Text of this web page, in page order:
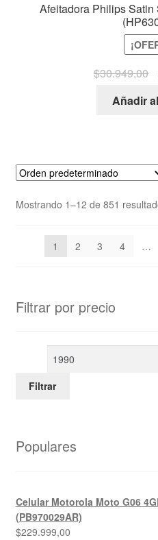
Afeitadora Philips
$30.949,00
Añadir
Mostrando 1–12 de 851
1 2 3 4 …
Filtrar por precio
Filtrar
Populares
Celular Motorola Moto G06
(PB970029AR)
$229.999,00